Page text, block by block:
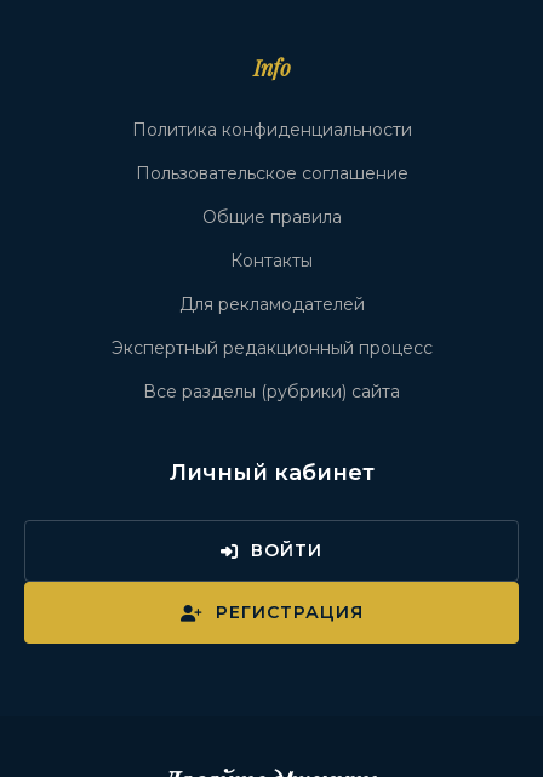
Info
Политика конфиденциальности
Пользовательское соглашение
Общие правила
Контакты
Для рекламодателей
Экспертный редакционный процесс
Все разделы (рубрики) сайта
Личный кабинет
ВОЙТИ
РЕГИСТРАЦИЯ